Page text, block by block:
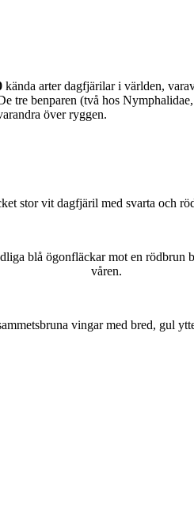
kända arter dagfjärilar i världen,
tre benparen (två hos
över ryggen.
stor vit dagfjäril med svarta och
blå ögonfläckar mot en
våren.
vingar med bred, gul